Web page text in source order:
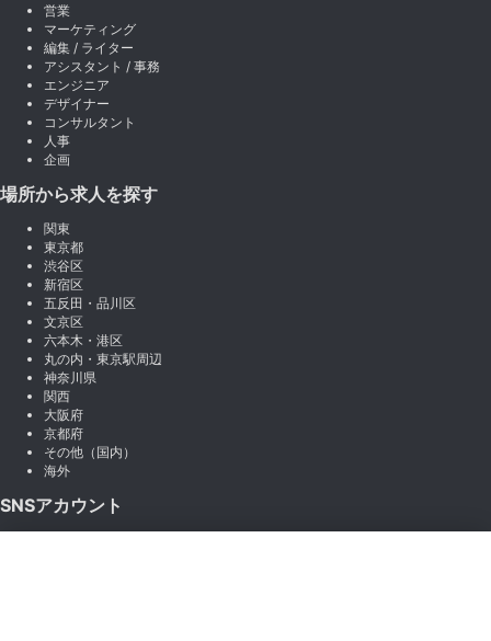
営業
マーケティング
編集 / ライター
アシスタント / 事務
エンジニア
デザイナー
コンサルタント
人事
企画
場所から求人を探す
関東
東京都
渋谷区
新宿区
五反田・品川区
文京区
六本木・港区
丸の内・東京駅周辺
神奈川県
関西
大阪府
京都府
その他（国内）
海外
SNSアカウント